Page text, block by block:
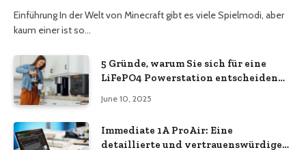
Einführung In der Welt von Minecraft gibt es viele Spielmodi, aber
kaum einer ist so…
5 Gründe, warum Sie sich für eine
LiFePO4 Powerstation entscheiden
June 10, 2025
Immediate 1A ProAir: Eine
detaillierte und vertrauenswürdige